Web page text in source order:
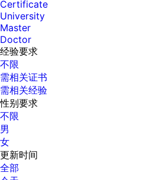
Certificate
University
Master
Doctor
经验要求
不限
需相关证书
需相关经验
性别要求
不限
男
女
更新时间
全部